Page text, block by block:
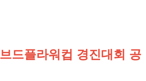
드플라워컵 경진대회 공